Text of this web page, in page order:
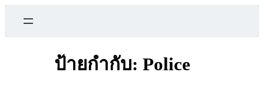
ป้ายกำกับ: Police